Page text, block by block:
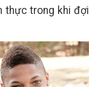
thực trong khi đợi